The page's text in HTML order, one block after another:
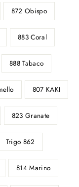
872 Obispo
883 Coral
888 Tabaco
807 KAKI
823 Granate
Trigo 862
814 Marino